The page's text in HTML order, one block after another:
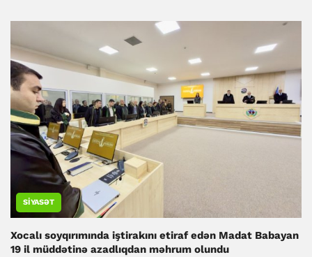
SIYASƏT
Xocalı soyqırımında iştirakını etiraf edən Madat Babayan
19 il müddətinə azadlıqdan məhrum olundu